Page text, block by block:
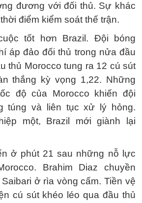
đương với đối thủ. Sự khác
điểm kiểm soát thế trận.
tốt hơn Brazil. Đội bóng
áp đảo đối thủ trong nửa đầu
thủ Morocco tung ra 12 cú sút
thắng kỳ vọng 1,22. Những
độ của Morocco khiến đội
túng và liên tục xử lý hỏng.
một, Brazil mới giành lại
ở phút 21 sau những nỗ lực
Brahim Diaz chuyền
ở rìa vòng cấm. Tiền vệ
cú sút khéo léo qua đầu thủ